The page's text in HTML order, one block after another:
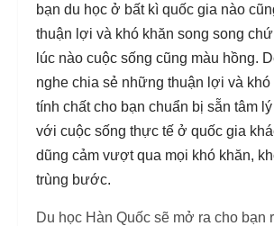
bạn du học ở bất kì quốc gia nào
thuận lợi và khó khăn song song
lúc nào cuộc sống cũng màu hồng.
nghe chia sẻ những thuận lợi và khó
tính chất cho bạn chuẩn bị sẵn tâm
với cuộc sống thực tế ở quốc gia
dũng cảm vượt qua mọi khó khăn,
trùng bước.
Du học Hàn Quốc sẽ mở ra cho bạn